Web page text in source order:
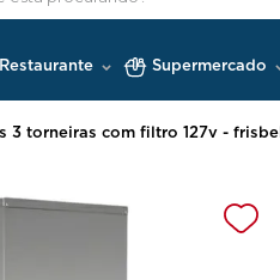
Supermercado
3 torneiras com filtro 127v - frisbel